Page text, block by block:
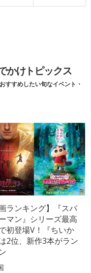
かけトピックス
すすめしたい旬なイベント・
画ランキング】『スパ
マン』シリーズ最高
初登場V！『ちいか
2位、新作3本がラン